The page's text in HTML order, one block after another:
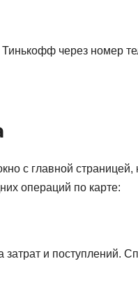
Тинькофф через номер
с главной
операций по карте:
затрат и поступлений.